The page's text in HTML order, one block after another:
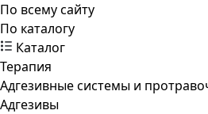
По всему сайту
По каталогу
Каталог
Терапия
Адгезивные системы и
Адгезивы